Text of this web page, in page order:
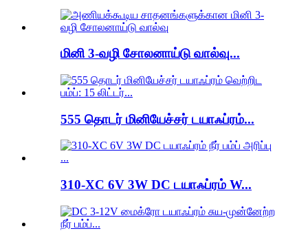
மினி 3-வழி சோலனாய்டு வால்வு...
555 தொடர் மினியேச்சர் டயாஃப்ரம்...
310-XC 6V 3W DC டயாஃப்ரம் W...